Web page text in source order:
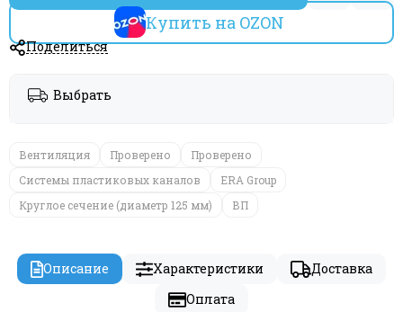
Купить на OZON
Поделиться
Выбрать
Вентиляция Проверено
Проверено
Системы пластиковых каналов
ERA Group
Круглое сечение (диаметр 125 мм)
ВП
Описание Характеристики
Доставка
Оплата